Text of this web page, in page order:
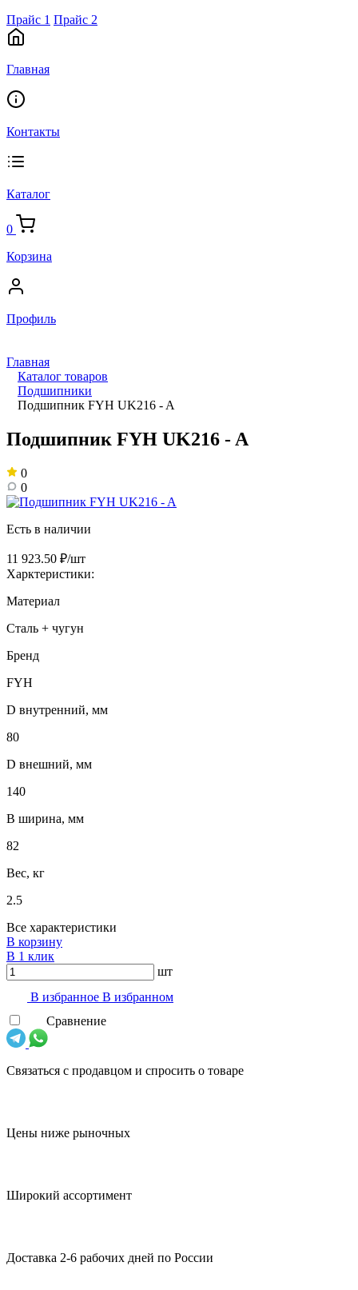
Прайс 1 Прайс 2
Главная
Контакты
Каталог
0
Корзина
Профиль
Главная
Каталог товаров
Подшипники
Подшипник FYH UK216 - A
Подшипник FYH UK216 - A
0
0
Есть в наличии
11 923.50 ₽/шт
Харктеристики:
Материал
Сталь + чугун
Бренд
FYH
D внутренний, мм
80
D внешний, мм
140
B ширина, мм
82
Вес, кг
2.5
Все характеристики
В корзину
В 1 клик
шт
В избранноe В избранном
Сравнение
Связаться с продавцом и спросить о товаре
Цены ниже рыночных
Широкий ассортимент
Доставка 2-6 рабочих дней по России